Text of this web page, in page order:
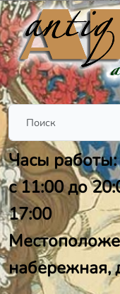
Часы
с 11:00 до
17:00
набережная,